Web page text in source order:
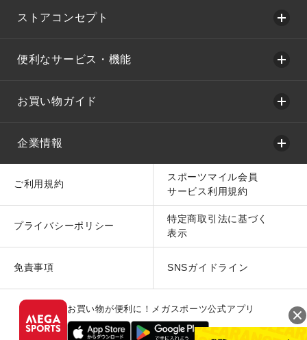
ストアコンセプト
便利なサービス・機能
お買い物ガイド
企業情報
ご利用規約
スポーツマイル会員
サービス利用規約
プライバシーポリシー
特定商取引法に基づく
表示
免責事項 SNSガイドライン
お買い物が便利に！メガスポーツ公式アプリ